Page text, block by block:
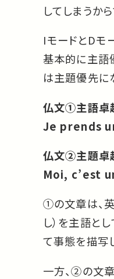
してしまうから
IモードとDモ
基本的に主語
は主題優先に
仏文①主語卓
Je prends
仏文②主題卓
Moi, c’est
①の文章は、
し）を主語と
て事態を描写
一方、②の文